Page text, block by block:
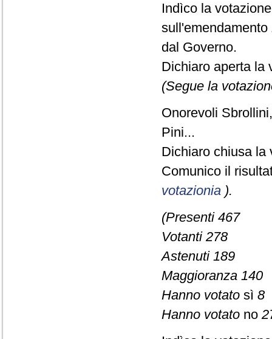
Indìco la
dal Governo.
Dichiaro aperta la
(Segue la
Onorevoli
Pini...
Dichiaro chiusa la
Comunico il
votazionia ).
(Presenti 467
Votanti 278
Astenuti 189
Maggioranza 140
Hanno votato sì 8
Hanno votato no